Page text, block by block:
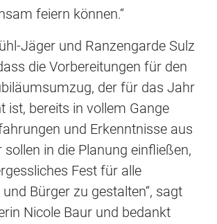
feiern können.“
Jäger und Ranzengarde Sulz
die Vorbereitungen für den
der für das Jahr
ist, bereits in vollem Gange
und Erkenntnisse aus
in die Planung einfließen,
Fest für alle
Bürger zu gestalten“, sagt
Nicole Baur und bedankt